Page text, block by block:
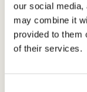
our social media,
may combine it
provided to them
of their services.
vettore di
Efficace
cellulare)